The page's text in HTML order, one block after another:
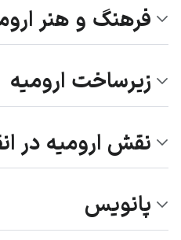
فرهنگ و هنر
زیرساخت ارومیه
نقش ارومیه در
پانویس